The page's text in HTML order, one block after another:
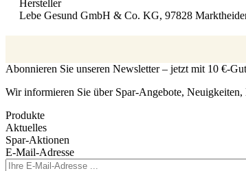
Hersteller
Lebe Gesund GmbH & Co. KG, 97828
Abonnieren Sie unseren Newsletter – jetzt mit 10 €-
Wir informieren Sie über Spar-Angebote, Neuigkeiten,
Produkte
Aktuelles
Spar-Aktionen
E-Mail-Adresse